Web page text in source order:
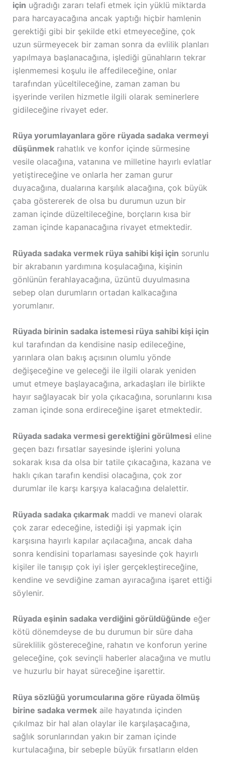
için uğradığı zararı telafi etmek için yüklü miktarda
para harcayacağına ancak yaptığı hiçbir hamlenin
gerektiği gibi bir şekilde etki etmeyeceğine, çok
uzun sürmeyecek bir zaman sonra da evlilik planları
yapılmaya başlanacağına, işlediği günahların tekrar
işlenmemesi koşulu ile affedileceğine, onlar
tarafından yüceltileceğine, zaman zaman bu
işyerinde verilen hizmetle ilgili olarak seminerlere
gidileceğine rivayet eder.
Rüya yorumlayanlara göre rüyada sadaka vermeyi
düşünmekrahatlık ve konfor içinde sürmesine
vesile olacağına, vatanına ve milletine hayırlı evlatlar
yetiştireceğine ve onlarla her zaman gurur
duyacağına, dualarına karşılık alacağına, çok büyük
çaba göstererek de olsa bu durumun uzun bir
zaman içinde düzeltileceğine, borçların kısa bir
zaman içinde kapanacağına rivayet etmektedir.
Rüyada sadaka vermek rüya sahibi kişi için sorunlu
bir akrabanın yardımına koşulacağına, kişinin
gönlünün ferahlayacağına, üzüntü duyulmasına
sebep olan durumların ortadan kalkacağına
yorumlanır.
Rüyada birinin sadaka istemesi rüya sahibi kişi için
kul tarafından da kendisine nasip edileceğine,
yarınlara olan bakış açısının olumlu yönde
değişeceğine ve geleceği ile ilgili olarak yeniden
umut etmeye başlayacağına, arkadaşları ile birlikte
hayır sağlayacak bir yola çıkacağına, sorunlarını kısa
zaman içinde sona erdireceğine işaret etmektedir.
Rüyada sadaka vermesi gerektiğini görülmesieline
geçen bazı fırsatlar sayesinde işlerini yoluna
sokarak kısa da olsa bir tatile çıkacağına, kazana ve
haklı çıkan tarafın kendisi olacağına, çok zor
durumlar ile karşı karşıya kalacağına delalettir.
Rüyada sadaka çıkarmakmaddi ve manevi olarak
çok zarar edeceğine, istediği işi yapmak için
karşısına hayırlı kapılar açılacağına, ancak daha
sonra kendisini toparlaması sayesinde çok hayırlı
kişiler ile tanışıp çok iyi işler gerçekleştireceğine,
kendine ve sevdiğine zaman ayıracağına işaret ettiği
söylenir.
Rüyada eşinin sadaka verdiğini görüldüğünde eğer
kötü dönemdeyse de bu durumun bir süre daha
süreklilik göstereceğine, rahatın ve konforun yerine
geleceğine, çok sevinçli haberler alacağına ve mutlu
ve huzurlu bir hayat süreceğine işarettir.
Rüya sözlüğü yorumcularına göre rüyada ölmüş
birine sadaka vermekaile hayatında içinden
çıkılmaz bir hal alan olaylar ile karşılaşacağına,
sağlık sorunlarından yakın bir zaman içinde
kurtulacağına, bir sebeple büyük fırsatların elden